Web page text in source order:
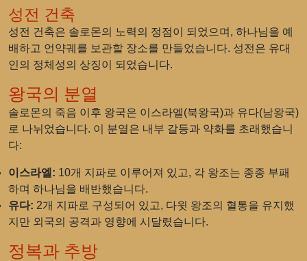
성전 건축
성전 건축은 솔로몬의 노력의 정점이 되었으며, 하나님을 예
배하고 언약궤를 보관할 장소를 만들었습니다. 성전은 유대
인의 정체성의 상징이 되었습니다.
왕국의 분열
솔로몬의 죽음 이후 왕국은 이스라엘(북왕국)과 유다(남왕국)
로 나뉘었습니다. 이 분열은 내부 갈등과 약화를 초래했습니
다:
이스라엘: 10개 지파로 이루어져 있고, 각 왕조는 종종 부패
하며 하나님을 배반했습니다.
유다: 2개 지파로 구성되어 있고, 다윗 왕조의 혈통을 유지했
지만 외국의 공격과 영향에 시달렸습니다.
정복과 추방